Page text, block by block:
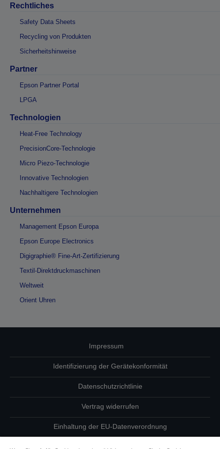
Rechtliches
Safety Data Sheets
Recycling von Produkten
Sicherheitshinweise
Partner
Epson Partner Portal
LPGA
Technologien
Heat-Free Technology
PrecisionCore-Technologie
Micro Piezo-Technologie
Innovative Technologien
Nachhaltigere Technologien
Unternehmen
Management Epson Europa
Epson Europe Electronics
Digigraphie® Fine-Art-Zertifizierung
Textil-Direktdruckmaschinen
Weltweit
Orient Uhren
Impressum
Identifizierung der Gerätekonformität
Datenschutzrichtlinie
Vertrag widerrufen
Einhaltung der EU-Datenverordnung